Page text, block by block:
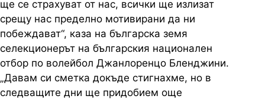
ще се страхуват от нас, всички ще излизат
срещу нас пределно мотивирани да ни
побеждават“, каза на българска земя
селекционерът на българския национален
отбор по волейбол Джанлоренцо Бленджини.
„Давам си сметка докъде стигнахме, но в
следващите дни ще придобием още